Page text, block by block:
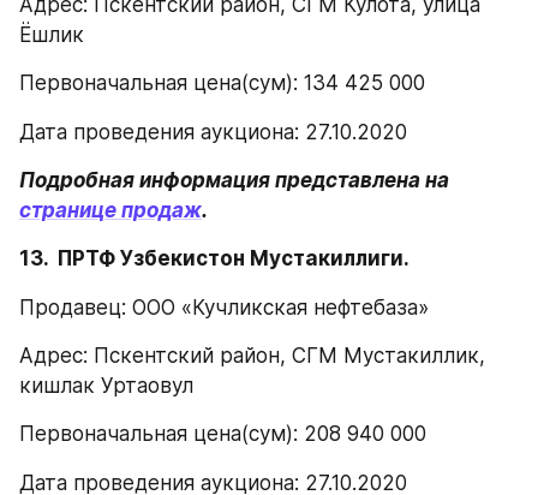
Адрес: Пскентский район, СГМ Кулота, улица
Ёшлик
Первоначальная цена(сум): 134 425 000
Дата проведения аукциона: 27.10.2020
странице продаж.
13.  ПРТФ Узбекистон Мустакиллиги.
Продавец: ООО «Кучликская нефтебаза»
Адрес: Пскентский район, СГМ Мустакиллик,
кишлак Уртаовул
Первоначальная цена(сум): 208 940 000
Дата проведения аукциона: 27.10.2020